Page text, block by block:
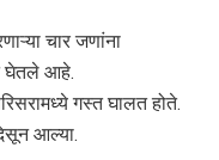
चार जणांना
घेतले आहे.
गस्त घालत होते.
आल्या.